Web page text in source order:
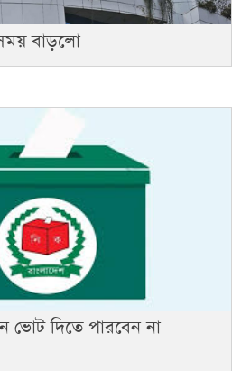
বাড়লো
ভোট দিতে পারবেন না